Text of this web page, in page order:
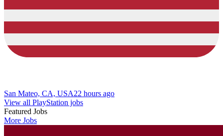
San Mateo, CA, USA22 hours ago
View all PlayStation jobs
Featured Jobs
More Jobs